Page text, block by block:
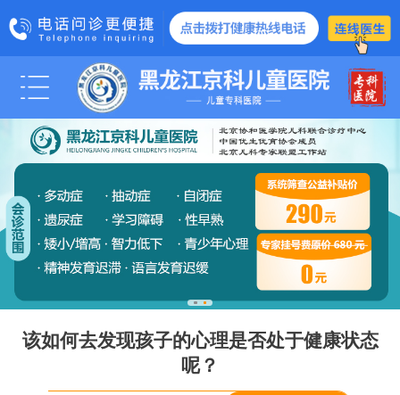
医院动态 媒体报道
学术交流 爱心公益
科室医生
管士玲
诊疗项目
脑瘫
智力低下
该如何去发现孩子的心理是否处于健康状态
呢？